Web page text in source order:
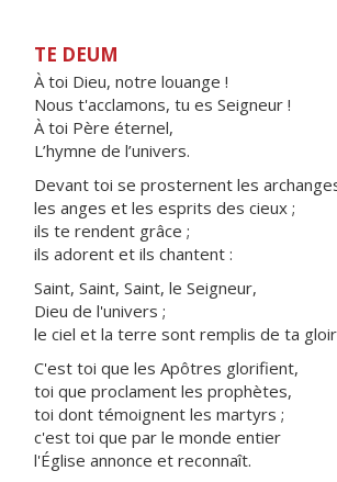
TE DEUM
À toi Dieu, notre louange !
Nous t'acclamons, tu es Seigneur !
À toi Père éternel,
L’hymne de l’univers.
Devant toi se prosternent les
les anges et les esprits des cieux ;
ils te rendent grâce ;
ils adorent et ils chantent :
Saint, Saint, Saint, le Seigneur,
Dieu de l'univers ;
le ciel et la terre sont remplis de ta
C'est toi que les Apôtres glorifient,
toi que proclament les prophètes,
toi dont témoignent les martyrs ;
c'est toi que par le monde entier
l'Église annonce et reconnaît.